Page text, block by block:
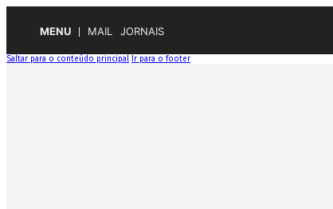
MENU MAIL JORNAIS
Saltar para o conteúdo principal Ir para o footer